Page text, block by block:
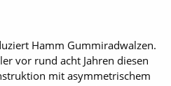
Hamm Gummiradwalzen.
vor rund acht Jahren diesen
mit asymmetrischem